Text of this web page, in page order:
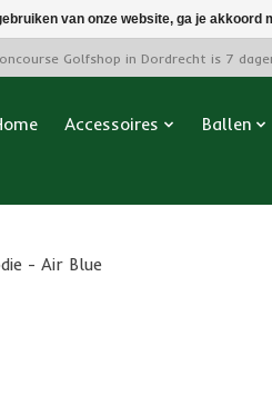
Golfshop in Dordrecht is 7
Accessoires Ballen
- Air Blue
van onze website, ga je